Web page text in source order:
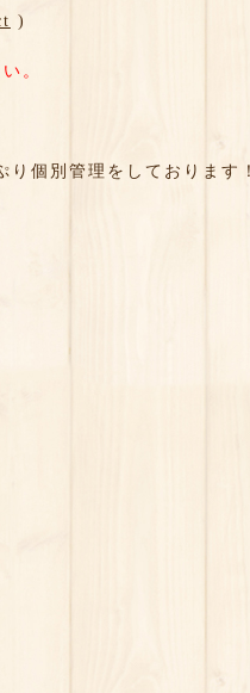
)
。
個別管理をしております